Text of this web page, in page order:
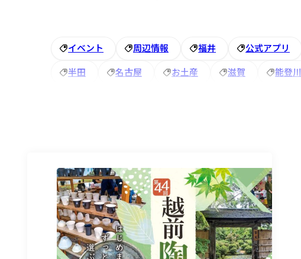
イベント 周辺情報 福井 公式アプリ
半田 名古屋 お土産 滋賀 能登川
#イルミネーション ＃東近江 新メニュー
大府市 NELL マットレス ツインルーム
大野市 ひなまつり 桜 彦根城
＃大府市 ＃いちご 車 ランブリング